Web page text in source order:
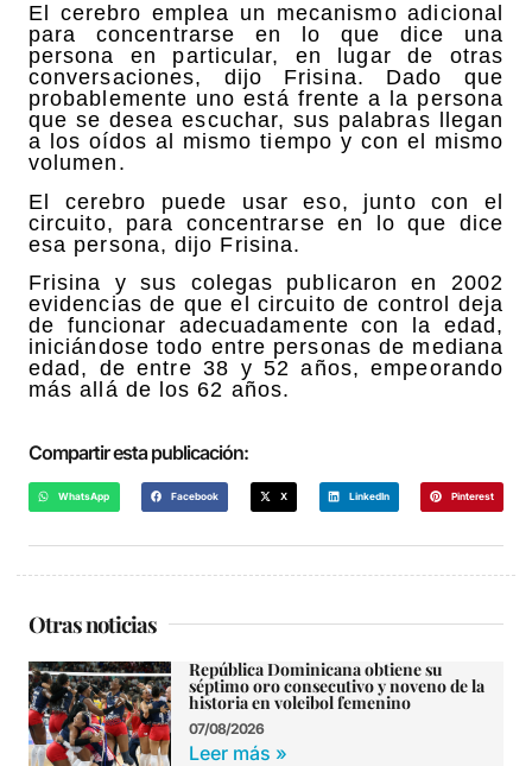
El cerebro emplea un mecanismo adicional
para concentrarse en lo que dice una
persona en particular, en lugar de otras
conversaciones, dijo Frisina. Dado que
probablemente uno está frente a la persona
que se desea escuchar, sus palabras llegan
a los oídos al mismo tiempo y con el mismo
volumen.
El cerebro puede usar eso, junto con el
circuito, para concentrarse en lo que dice
esa persona, dijo Frisina.
Frisina y sus colegas publicaron en 2002
evidencias de que el circuito de control deja
de funcionar adecuadamente con la edad,
iniciándose todo entre personas de mediana
edad, de entre 38 y 52 años, empeorando
más allá de los 62 años.
Compartir esta publicación:
WhatsApp Facebook X LinkedIn Pinterest
Otras noticias
República Dominicana obtiene su
séptimo oro consecutivo y noveno de la
historia en voleibol femenino
07/08/2026
Leer más »